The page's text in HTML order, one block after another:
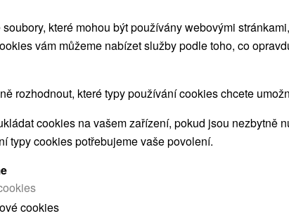
Farma Agrobell
které mohou být používány webovými
vám můžeme nabízet služby podle toho, co
rozhodnout, které typy používání cookies chcete
cookies na vašem zařízení, pokud jsou nezbytně
typy cookies potřebujeme vaše povolení.
cookies